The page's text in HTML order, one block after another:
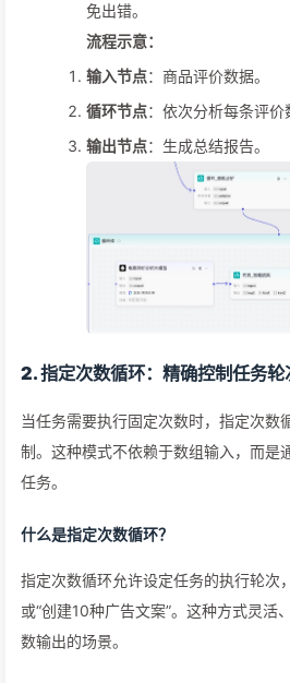
免出错。
流程示意：
输入节点：商品评价数据。
循环节点：依次分析每条评价
输出节点：生成总结报告。
2. 指定次数循环：精确控制任务轮
当任务需要执行固定次数时，指定次数
制。这种模式不依赖于数组输入，而是
任务。
什么是指定次数循环？
指定次数循环允许设定任务的执行轮次
或“创建10种广告文案”。这种方式灵活
数输出的场景。